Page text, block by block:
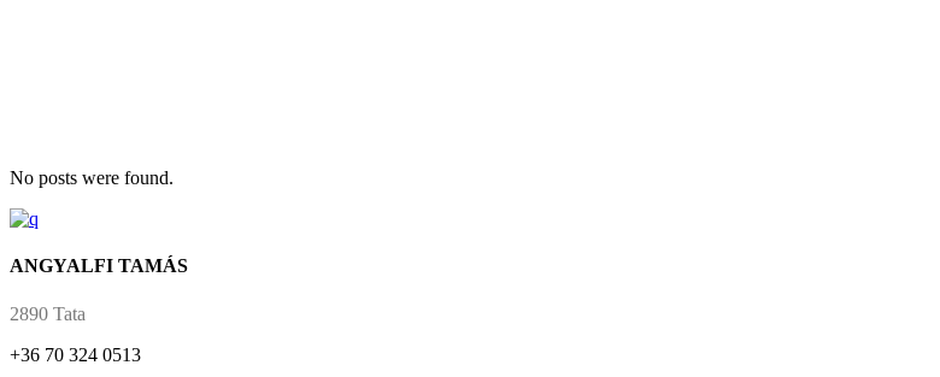
No posts were found.
ANGYALFI TAMÁS
2890 Tata
+36 70 324 0513